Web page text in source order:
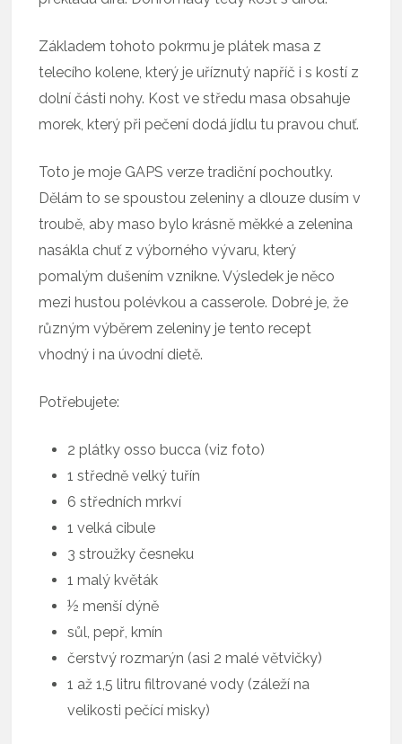
Základem tohoto pokrmu je plátek masa z
telecího kolene, který je uříznutý napříč i s kostí z
dolní části nohy. Kost ve středu masa obsahuje
morek, který při pečení dodá jídlu tu pravou chuť.
Toto je moje GAPS verze tradiční pochoutky.
Dělám to se spoustou zeleniny a dlouze dusím v
troubě, aby maso bylo krásně měkké a zelenina
nasákla chuť z výborného vývaru, který
pomalým dušením vznikne. Výsledek je něco
mezi hustou polévkou a casserole. Dobré je, že
různým výběrem zeleniny je tento recept
vhodný i na úvodní dietě.
Potřebujete:
2 plátky osso bucca (viz foto)
1 středně velký tuřín
6 středních mrkví
1 velká cibule
3 stroužky česneku
1 malý květák
½ menší dýně
sůl, pepř, kmín
čerstvý rozmarýn (asi 2 malé větvičky)
1 až 1,5 litru filtrované vody (záleží na
velikosti pečící misky)